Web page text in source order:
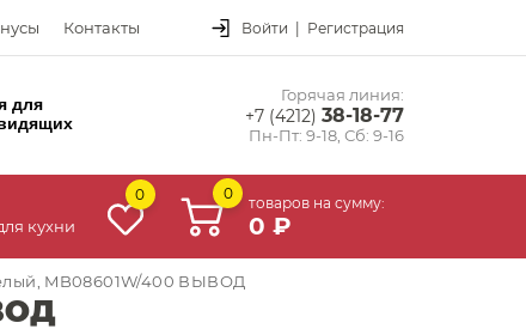
Контакты Войти | Регистрация
для
Горячая линия:
+7 (4212) 38-18-77
Пн-Пт: 9-18, Сб: 9-16
кухни
0 0
товаров на сумму:
0 ₽
MB08601W/400 ВЫВОД